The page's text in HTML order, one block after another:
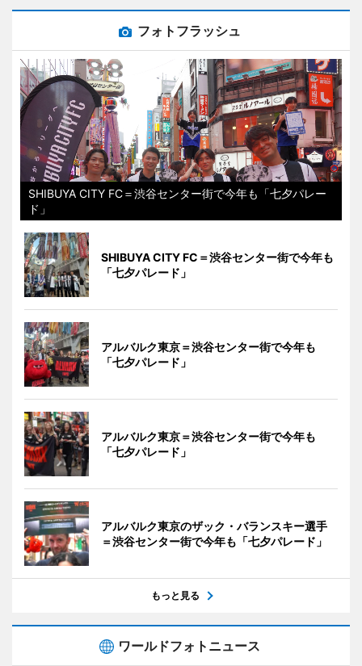
フォトフラッシュ
SHIBUYA CITY FC＝渋谷センター街で今年も「七夕パレー
ド」
SHIBUYA CITY FC＝渋谷センター街で今年も
「七夕パレード」
アルバルク東京＝渋谷センター街で今年も
「七夕パレード」
アルバルク東京＝渋谷センター街で今年も
「七夕パレード」
アルバルク東京のザック・バランスキー選手
＝渋谷センター街で今年も「七夕パレード」
もっと見る
ワールドフォトニュース